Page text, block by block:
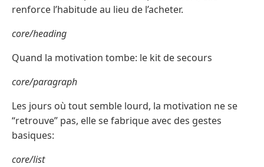
renforce l’habitude au lieu de l’acheter.
core/heading
Quand la motivation tombe: le kit de secours
core/paragraph
Les jours où tout semble lourd, la motivation ne se
“retrouve” pas, elle se fabrique avec des gestes
basiques:
core/list